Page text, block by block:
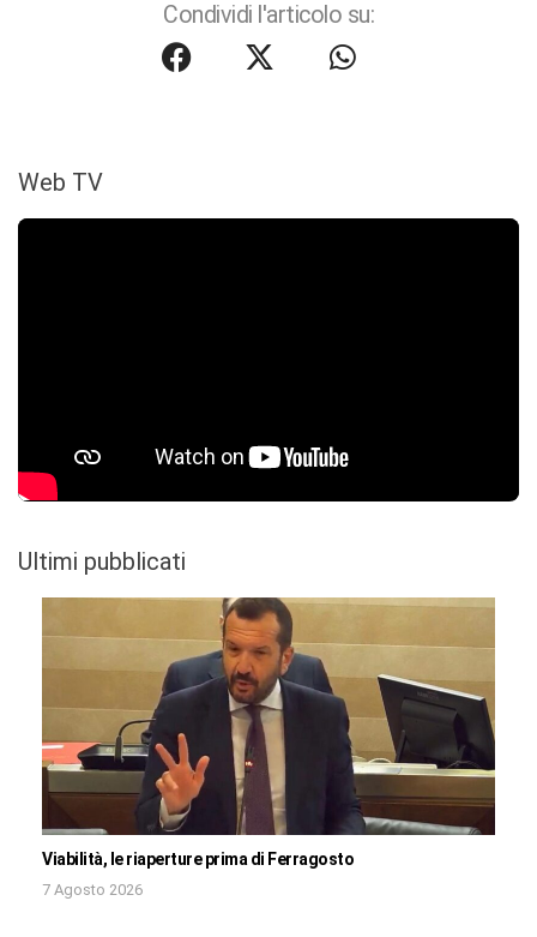
Condividi l'articolo su:
Web TV
Ultimi pubblicati
Viabilità, le riaperture prima di Ferragosto
7 Agosto 2026